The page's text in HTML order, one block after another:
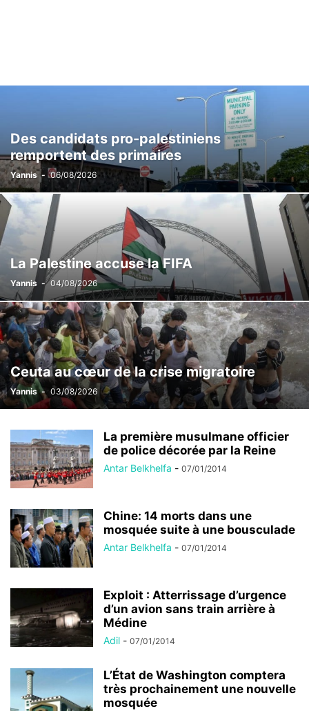
Des candidats pro-palestiniens
remportent des primaires
Yannis - 06/08/2026
La Palestine accuse la FIFA
Yannis - 04/08/2026
Ceuta au cœur de la crise migratoire
Yannis - 03/08/2026
La première musulmane officier
de police décorée par la Reine
Antar Belkhelfa - 07/01/2014
Chine: 14 morts dans une
mosquée suite à une bousculade
Antar Belkhelfa - 07/01/2014
Exploit : Atterrissage d’urgence
d’un avion sans train arrière à
Médine
Adil - 07/01/2014
L’État de Washington comptera
très prochainement une nouvelle
mosquée